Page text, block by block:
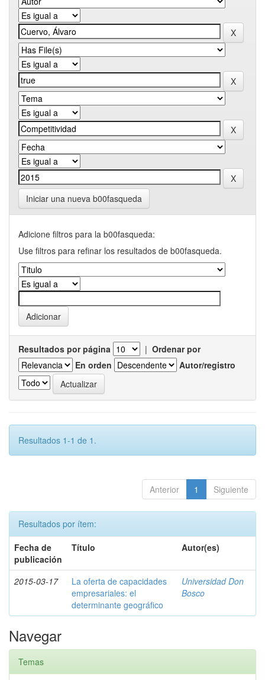
Iniciar una nueva b00fasqueda
Adicione filtros para la b00fasqueda:
Use filtros para refinar los resultados de b00fasqueda.
Resultados por página | Ordenar por
En orden
Autor/registro
Resultados 1-1 de 1.
Anterior 1 Siguiente
Resultados por ítem:
Fecha de
publicación
Título Autor(es)
2015-03-17
La oferta de capacidades
empresariales: el
determinante geográfico
Universidad Don
Bosco
Navegar
Temas